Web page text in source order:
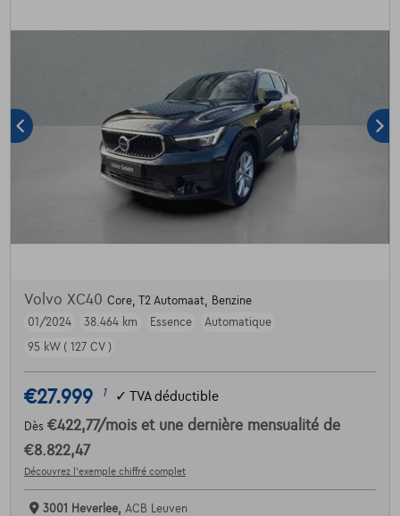
Volvo XC40 Core, T2 Automaat, Benzine
01/2024
38.464 km Essence
Automatique
95 kW ( 127 CV )
€27.999 1 ✓ TVA déductible
Dès €422,77/mois et une dernière mensualité de
€8.822,47
Découvrez l’exemple chiffré complet
3001 Heverlee, ACB Leuven